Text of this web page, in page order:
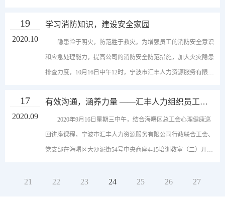
涵发扬光大，在社会上起到示范作用，打造宁波乃至整个浙江省
社会责任意识。长期以来，汇丰人力坚持以“仁”为本，积极参与
慈善公益活动，在发展的同时不忘回馈社会。初心不改，爱心不
绝。
“汇丰人力”）在中央大厦4-15培训教室（二）针对外包部进行员
工《劳动合同法》知识小竞赛。本次竞赛以笔试的形式开展。围
绕着劳动合同的订立、解除、终止等员工日常工作经常接触的相
关法律条例和操作实务，试卷设置了单选、多选、判断和问答
力求给参赛的每一位员工提供一个公平、公正的展示自我能力的
平台。下午2点30分，《劳动合同法》知识小竞赛正式拉开帷
幕，因为是与日常工作息息相关的内容，在半个小时的笔试中，
员工们认真作答，沉着冷静，充分发挥出各自的业务理论知识实
19
2020.10
学习消防知识，建设安全家园
隐患险于明火，防范胜于救灾。为增强员工的消防安全意识
和应急处理能力，提高公司的消防安全防范措施，加大火灾隐患
排查力度，10月16日中午12时，宁波市汇丰人力资源服务有限公
《生命没有如果，安全何时入心》的消防安全知识培训暨CPR培
训。课上，消防安全讲师缪老师指导了员工们心肺复苏的正确方
式，并利用道具演示，讲解了CPR实施的三步流程——胸外按
压、开放气道、人工呼吸。同时也介绍了实施过程中容易遇到的
否成功，儿童心肺复苏只要用两只手指进行按压等。员工们受益
17
2020.09
有效沟通，涵养力量 ——汇丰人力组织员工开
2020年9月16日星期三中午，结合海曙区总工会心理健康巡
回讲座课程，宁波市汇丰人力资源服务有限公司行政联合工会、
党支部在海曙区大沙泥街54号中央商座4-15培训教室（二）开展
邀请了资深心理咨询专家简宁老师主讲。在活动开始前，简老师
21 22 23 24 25 26 27